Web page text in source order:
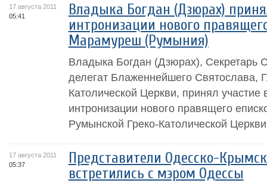
17 августа 2011
05:41
Владыка Богдан (Дзюрах)
интронизации нового
Марамуреш (Румыния)
Владыка Богдан (Дзюрах), Секретарь
делегат Блаженнейшего Святослава,
Католической Церкви, принял участие
интронизации нового правящего
Румынской Греко-Католической
17 августа 2011
05:37
Представители Одесско-
встретились с мэром Одессы